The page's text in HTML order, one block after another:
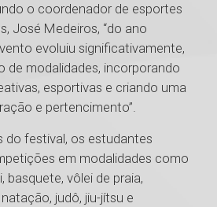
o coordenador de esportes
José Medeiros, “do ano
evoluiu significativamente,
de modalidades, incorporando
esportivas e criando uma
e pertencimento”.
do festival, os estudantes
em modalidades como
basquete, vôlei de praia,
judô, jiu-jítsu e